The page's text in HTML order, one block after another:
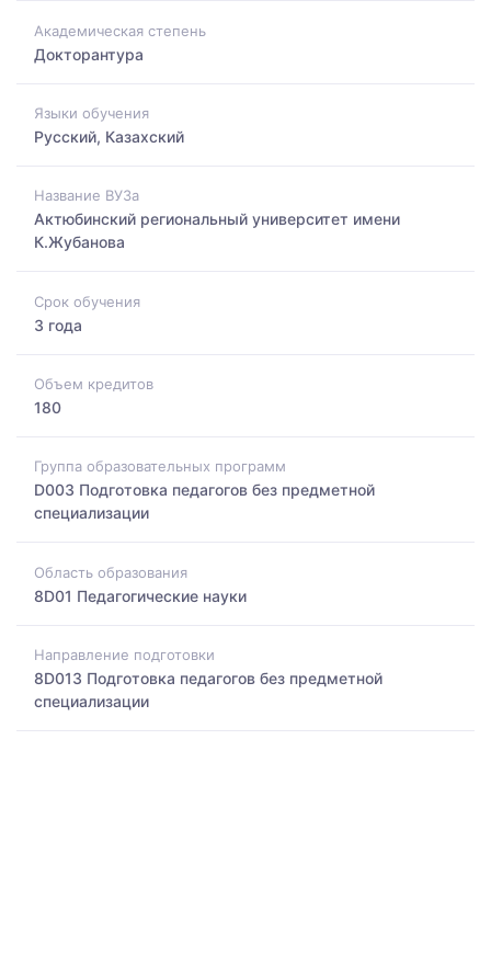
Академическая степень
Докторантура
Языки обучения
Русский, Казахский
Название ВУЗа
Актюбинский региональный университет имени
К.Жубанова
Срок обучения
3 года
Объем кредитов
180
Группа образовательных программ
D003 Подготовка педагогов без предметной
специализации
Область образования
8D01 Педагогические науки
Направление подготовки
8D013 Подготовка педагогов без предметной
специализации